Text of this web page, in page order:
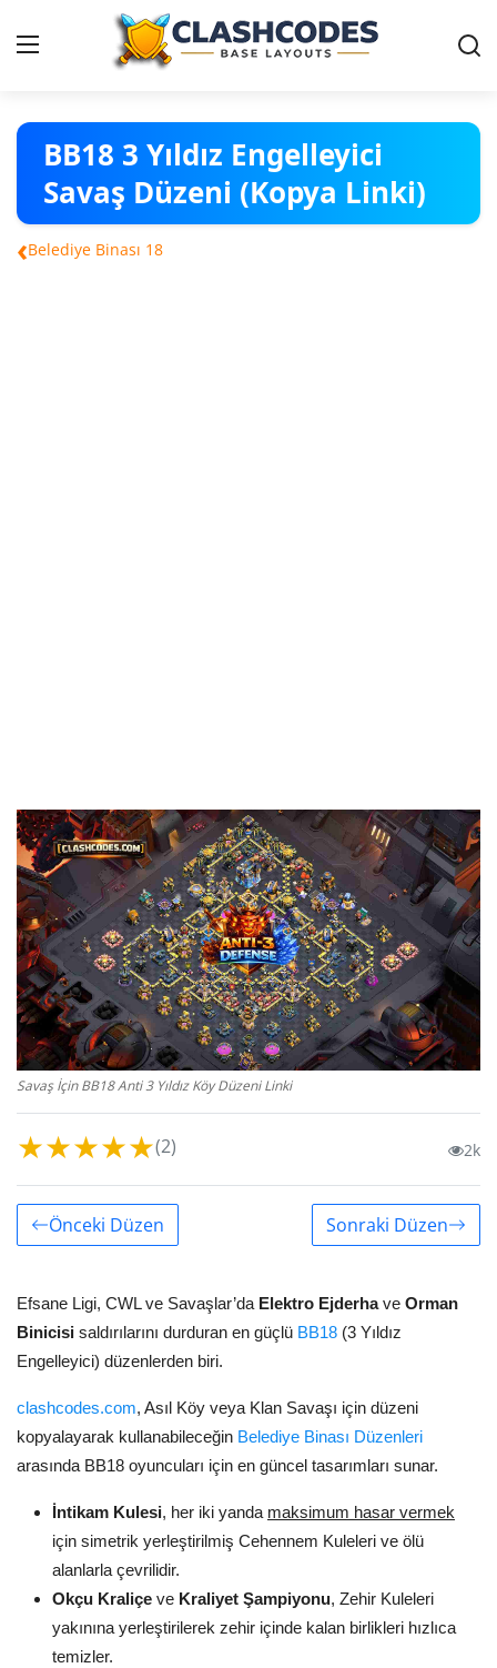
Köy Düzenleri
Türkçe
BB18 3 Yıldız Engelleyici
Savaş Düzeni (Kopya Linki)
‹Belediye Binası 18
Savaş İçin BB18 Anti 3 Yıldız Köy Düzeni Linki
★★★★★(2) 2k
Önceki Düzen Sonraki Düzen
Efsane Ligi, CWL ve Savaşlar’da Elektro Ejderhave Orman
Binicisi saldırılarını durduran en güçlü BB18 (3 Yıldız
Engelleyici) düzenlerden biri.
clashcodes.com, Asıl Köy veya Klan Savaşı için düzeni
kopyalayarak kullanabileceğin Belediye Binası Düzenleri
arasında BB18 oyuncuları için en güncel tasarımları sunar.
İntikam Kulesi, her iki yanda maksimum hasar vermek
için simetrik yerleştirilmiş Cehennem Kuleleri ve ölü
alanlarla çevrilidir.
Okçu Kraliçe ve Kraliyet Şampiyonu, Zehir Kuleleri
yakınına yerleştirilerek zehir içinde kalan birlikleri hızlıca
temizler.